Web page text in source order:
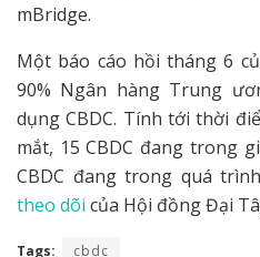
mBridge.
Một báo cáo hồi tháng 6
90% Ngân hàng Trung
dụng CBDC. Tính tới thời
mắt, 15 CBDC đang trong
CBDC đang trong quá
theo dõi của Hội đồng Đại
Tags: cbdc